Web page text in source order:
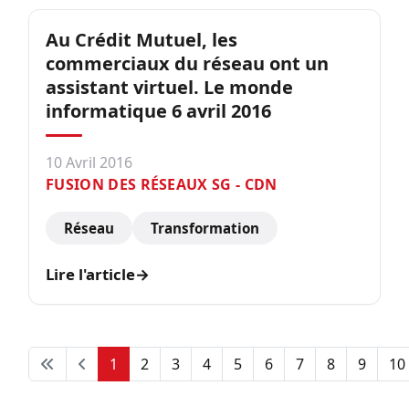
Au Crédit Mutuel, les
commerciaux du réseau ont un
assistant virtuel. Le monde
informatique 6 avril 2016
10 Avril 2016
FUSION DES RÉSEAUX SG - CDN
Réseau Transformation
Lire l'article→
1 2 3 4 5 6 7 8 9 10